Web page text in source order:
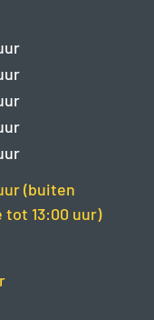
(buiten
13:00 uur)